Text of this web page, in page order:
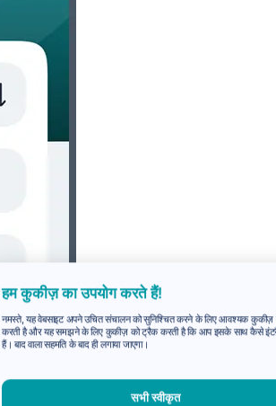
हम कुकीज़ का उपयोग करते हैं!
नमस्ते, यह वेबसाइट अपने उचित संचालन को सुनिश्चित करने के लिए आवश्यक कुकीज़
करती है और यह समझने के लिए कुकीज़ को ट्रैक करती है कि आप इसके साथ कैसे
हैं। बाद वाला सहमति के बाद ही लगाया जाएगा।
सभी स्वीकृत